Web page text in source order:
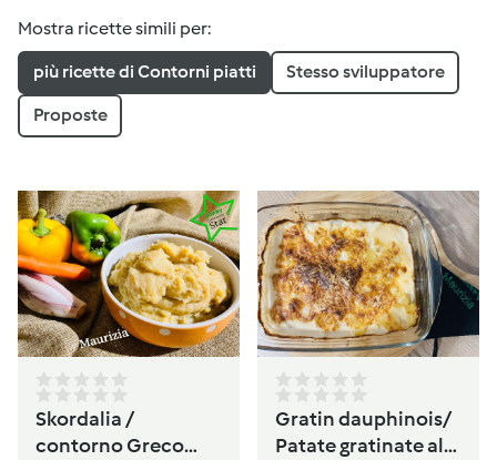
Mostra ricette simili per:
più ricette di Contorni piatti Stesso sviluppatore
Proposte
Skordalia /
contorno Greco
Gratin dauphinois/
Patate gratinate alla